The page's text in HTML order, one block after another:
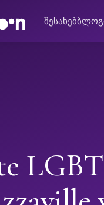
შესახებ